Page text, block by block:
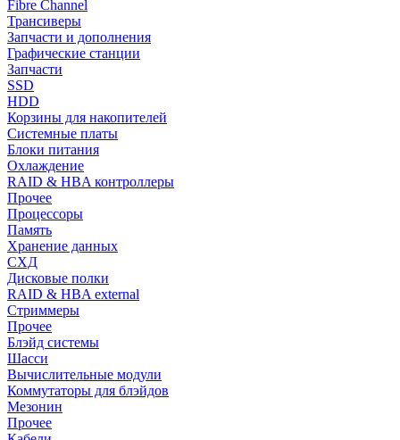
Fibre Channel
Трансиверы
Запчасти и дополнения
Графические станции
Запчасти
SSD
HDD
Корзины для накопителей
Системные платы
Блоки питания
Охлаждение
RAID & HBA контроллеры
Прочее
Процессоры
Память
Хранение данных
СХД
Дисковые полки
RAID & HBA external
Стриммеры
Прочее
Блэйд системы
Шасси
Вычислительные модули
Коммутаторы для блэйдов
Мезонин
Прочее